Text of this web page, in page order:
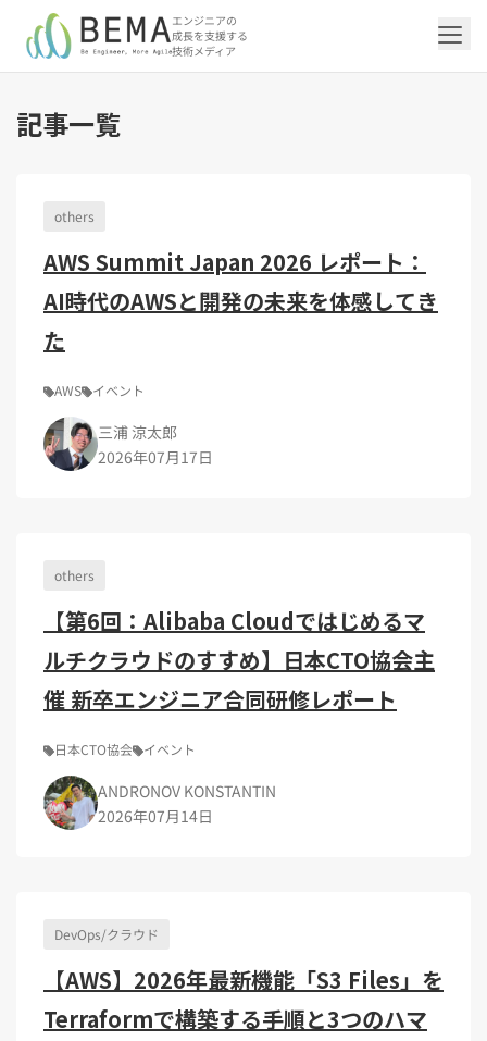
エンジニアの
成長を支援する
技術メディア
「アジャイル開発/スクラム」の記事一覧を
「アジャイル開発/スクラム」のタグ一覧
スクラムマスター（19）
アジャイル（15）
「DevOps/クラウド」の記事一覧を見る
AWS（20）
CI/CD（9）
Terraform（6）
インフラストラクチャ（5）
Docker（4）
Ansible（2）
DevSecOps（1）
Platform Engineering（1）
さくらのクラウド（1）
「AI」の記事一覧を見る
生成AI（13）
AIエージェント（4）
NotebookLM（3）
Gemini（3）
「バックエンド」の記事一覧を見る
Oracle APEX（5）
Python（4）
API（2）
Ruby（2）
SQL（1）
アクセス制御（1）
「Flutter/モバイル」の記事一覧を見る
Flutter（38）
Dart（6）
Swift（2）
アプリ開発（1）
「Jamstack/フロントエンド」の記事一覧
「Jamstack/フロントエンド」のタグ一覧
Jamstack（10）
Astro（10）
SSG（9）
Puppeteer（1）
React（1）
「others」の記事一覧を見る
エンジニア組織（48）
イベント（42）
アドベントカレンダー2024（25）
トラブルシューティング（12）
キャリア（8）
マネジメント（6）
DX推進（5）
オープンイノベーション（4）
記事一覧
others
AWS Summit Japan 2026 レポート：
AI時代のAWSと開発の未来を体感してき
た
AWS イベント
三浦 涼太郎
2026年07月17日
others
【第6回：Alibaba Cloudではじめるマ
ルチクラウドのすすめ】日本CTO協会主
催 新卒エンジニア合同研修レポート
日本CTO協会 イベント
ANDRONOV KONSTANTIN
2026年07月14日
DevOps/クラウド
【AWS】2026年最新機能「S3 Files」を
Terraformで構築する手順と3つのハマ